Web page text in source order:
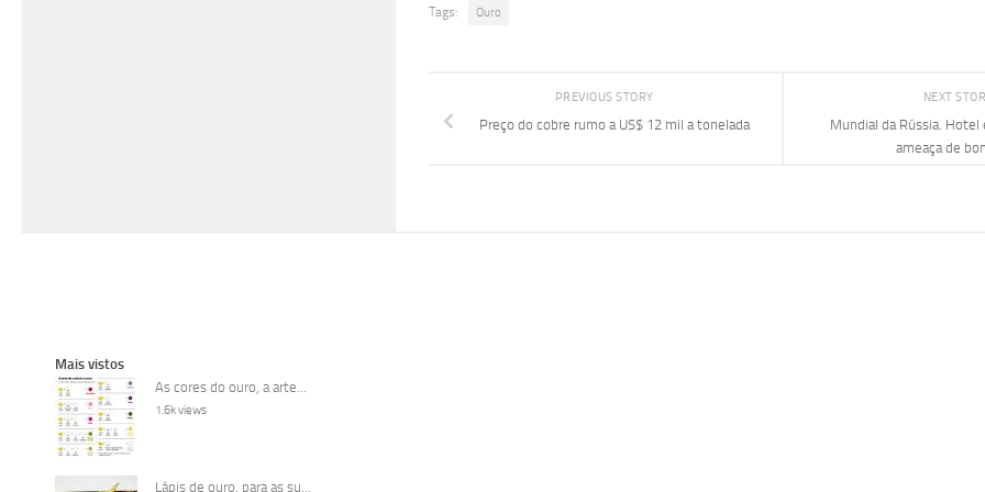
Tags: Ouro
NEXT
Mundial da Rússia. Hotel
ameaça de
PREVIOUS STORY
Preço do cobre rumo a US$ 12 mil a tonelada
Mais vistos
As cores do ouro, a arte...
1.6k views
Lápis de ouro, para as su...